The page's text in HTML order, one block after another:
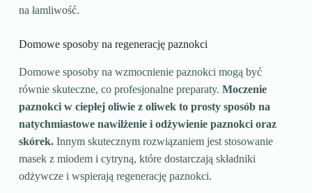
na łamliwość.
Domowe sposoby na regenerację paznokci
Domowe sposoby na wzmocnienie paznokci mogą być
równie skuteczne, co profesjonalne preparaty. Moczenie
paznokci w ciepłej oliwie z oliwek to prosty sposób na
natychmiastowe nawilżenie i odżywienie paznokci oraz
skórek.Innym skutecznym rozwiązaniem jest stosowanie
masek z miodem i cytryną, które dostarczają składniki
odżywcze i wspierają regenerację paznokci.